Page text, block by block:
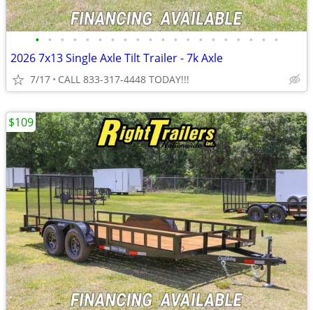
• • • • • • • • • • • • • • • • • • • •
2026 7x13 Single Axle Tilt Trailer - 7k Axle
7/17 CALL 833-317-4448 TODAY!!!
$109